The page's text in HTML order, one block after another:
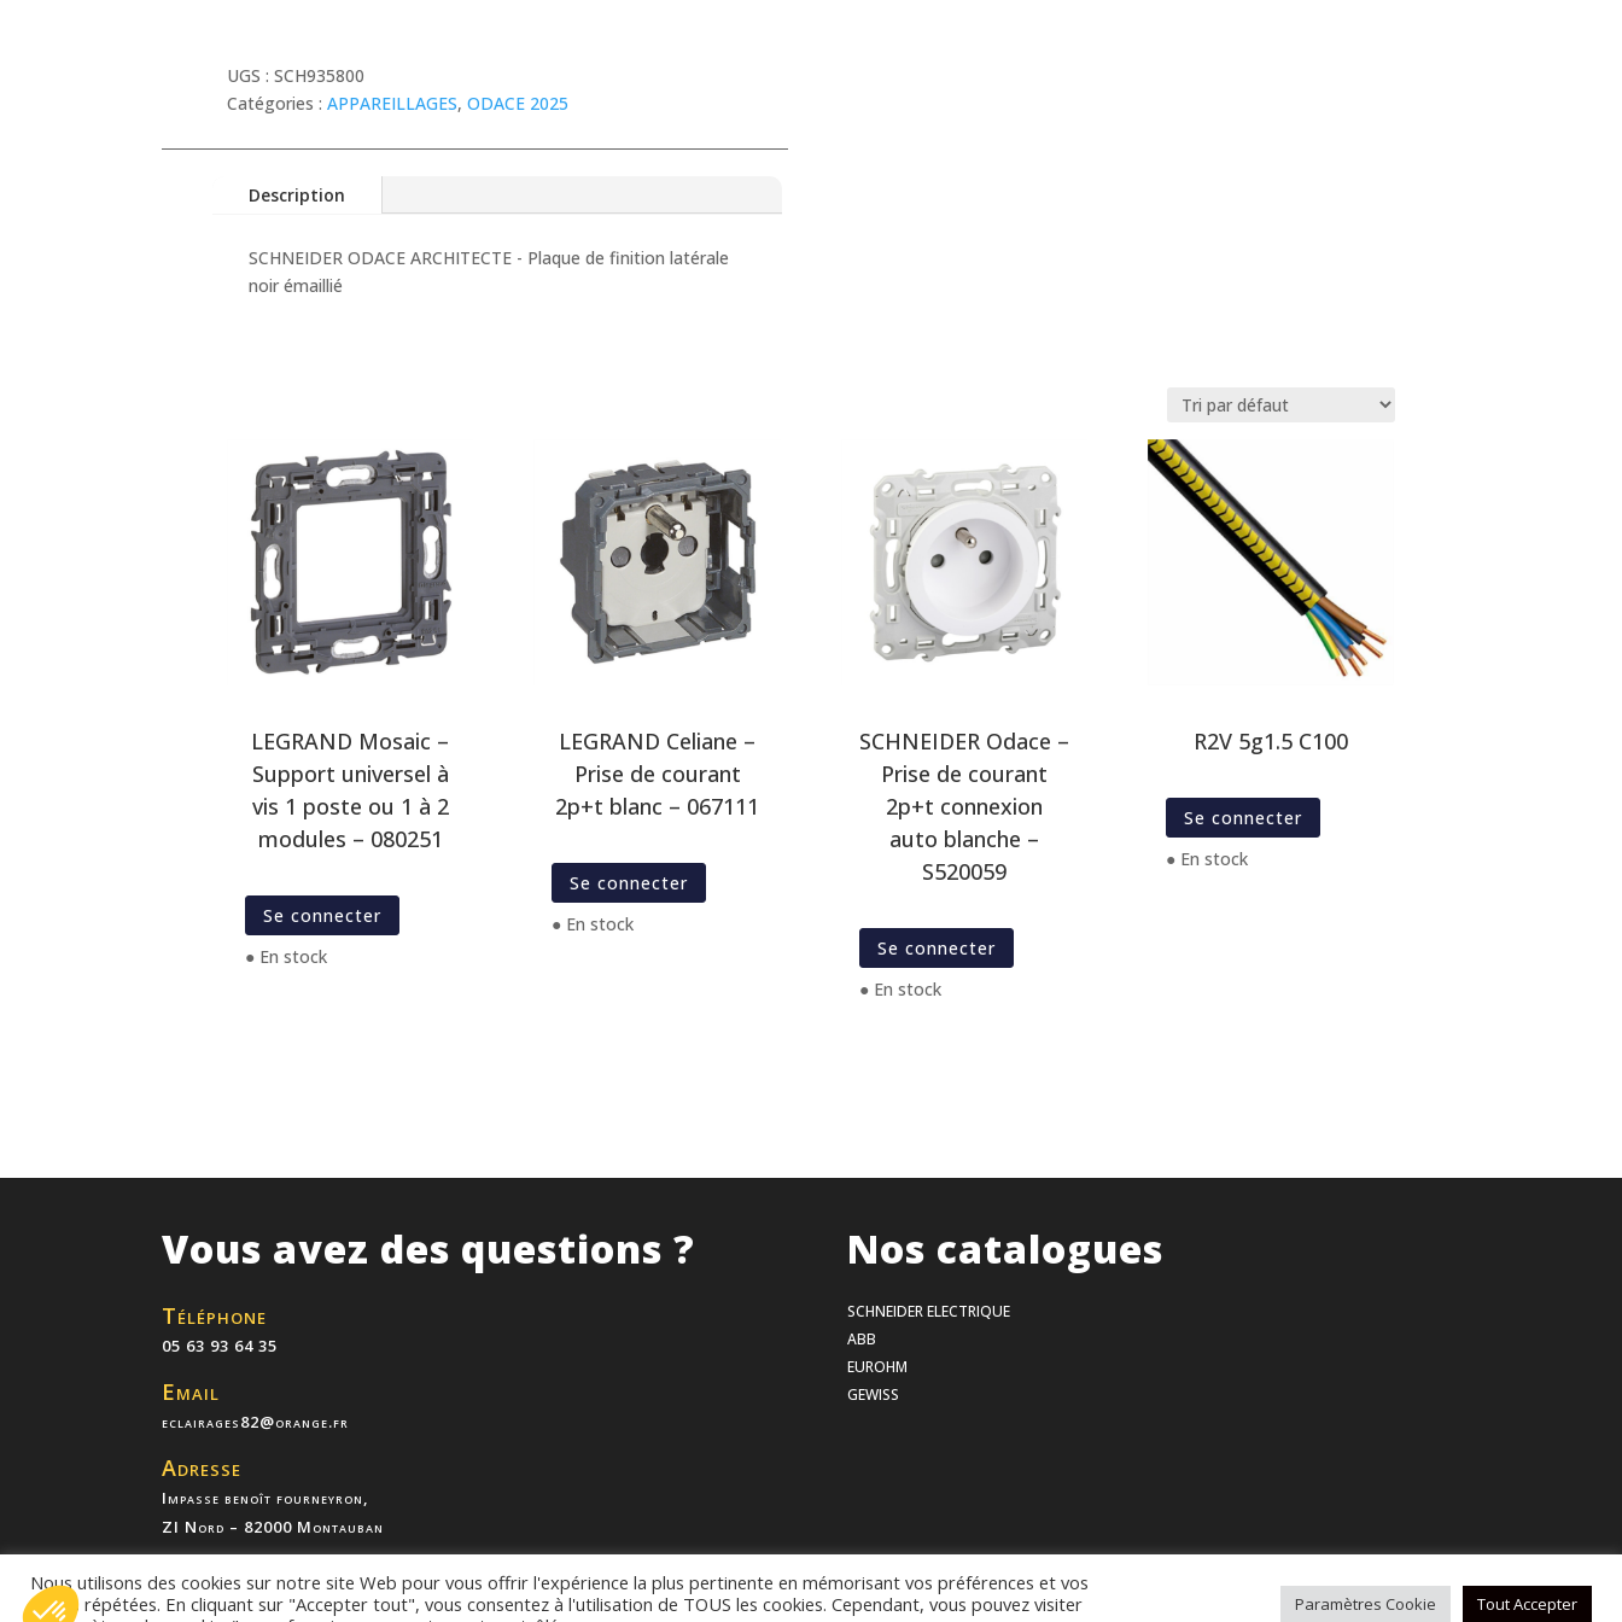
UGS :SCH935800
Catégories :APPAREILLAGES,ODACE 2025
Description
SCHNEIDER ODACE ARCHITECTE - Plaque de finition latérale
noir émaillié
LEGRAND Mosaic –
Support universel à
vis 1 poste ou 1 à 2
modules – 080251
Se connecter
● En stock
LEGRAND Celiane –
Prise de courant
2p+t blanc – 067111
Se connecter
● En stock
SCHNEIDER Odace –
Prise de courant
2p+t connexion
auto blanche –
S520059
Se connecter
● En stock
R2V 5g1.5 C100
Se connecter
● En stock
Vous avez des questions ?
Téléphone
05 63 93 64 35
Email
eclairages82@orange.fr
Adresse
Impasse benoît fourneyron,
ZI Nord – 82000 Montauban
Nos catalogues
SCHNEIDER ELECTRIQUE
ABB
EUROHM
GEWISS
Mentions légales– Politique de confidentialité–Conditions générales de vente
Nous utilisons des cookies sur notre site Web pour vous offrir l'expérience la plus pertinente en mémorisant vos préférences et vos
visites répétées. En cliquant sur "Accepter tout", vous consentez à l'utilisation de TOUS les cookies. Cependant, vous pouvez visiter
Paramètres Cookie Tout Accepter